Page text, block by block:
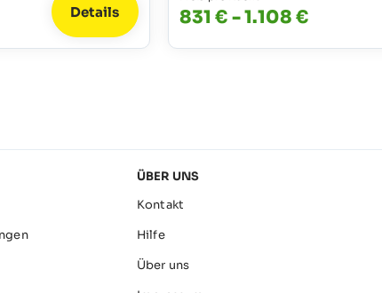
Details 831 € - 1.108 €
ÜBER UNS
Kontakt
Hilfe
Über uns